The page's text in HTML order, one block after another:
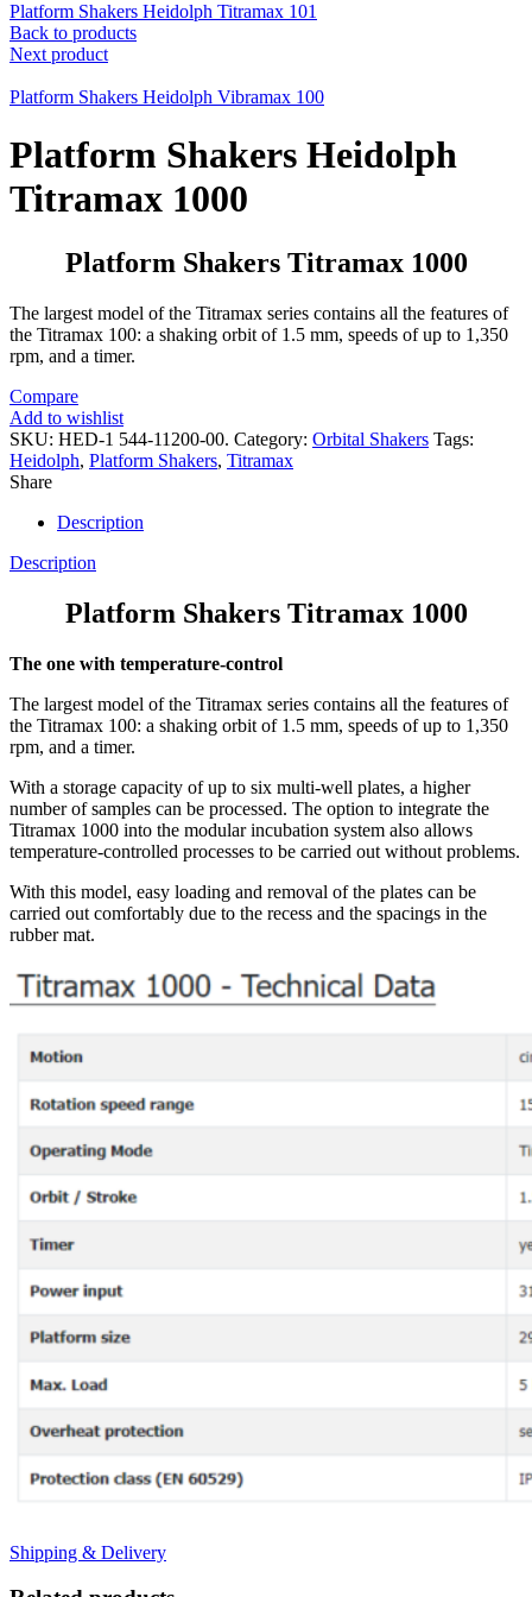
Platform Shakers Heidolph Titramax 101
Back to products
Next product
Platform Shakers Heidolph Vibramax 100
Platform Shakers Heidolph
Titramax 1000
Platform Shakers Titramax 1000
The largest model of the Titramax series contains all the features of
the Titramax 100: a shaking orbit of 1.5 mm, speeds of up to 1,350
rpm, and a timer.
Compare
Add to wishlist
SKU: HED-1 544-11200-00. Category: Orbital Shakers Tags:
Heidolph, Platform Shakers, Titramax
Share
Description
Description
Platform Shakers Titramax 1000
The one with temperature-control
The largest model of the Titramax series contains all the features of
the Titramax 100: a shaking orbit of 1.5 mm, speeds of up to 1,350
rpm, and a timer.
With a storage capacity of up to six multi-well plates, a higher
number of samples can be processed. The option to integrate the
Titramax 1000 into the modular incubation system also allows
temperature-controlled processes to be carried out without problems.
With this model, easy loading and removal of the plates can be
carried out comfortably due to the recess and the spacings in the
rubber mat.
Shipping & Delivery